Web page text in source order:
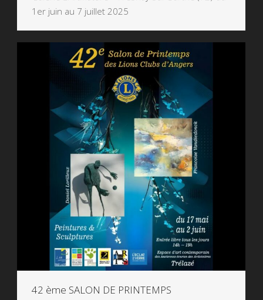
1er juin au 7 juillet 2025
42 ème SALON DE PRINTEMPS